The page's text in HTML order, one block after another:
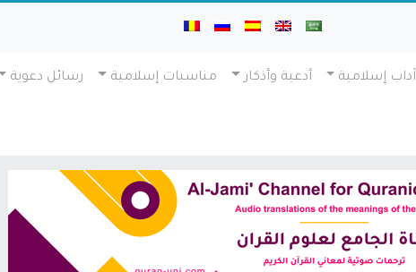
آداب إسلامية أدعية وأذكار مناسبات إسلامية رسائل دعوية